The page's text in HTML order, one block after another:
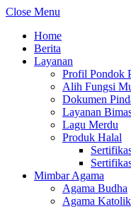
Close Menu
Home
Berita
Layanan
Profil Pondok
Alih Fungsi
Dokumen
Layanan
Lagu Merdu
Produk Halal
Mimbar Agama
Agama Budha
Agama Katolik